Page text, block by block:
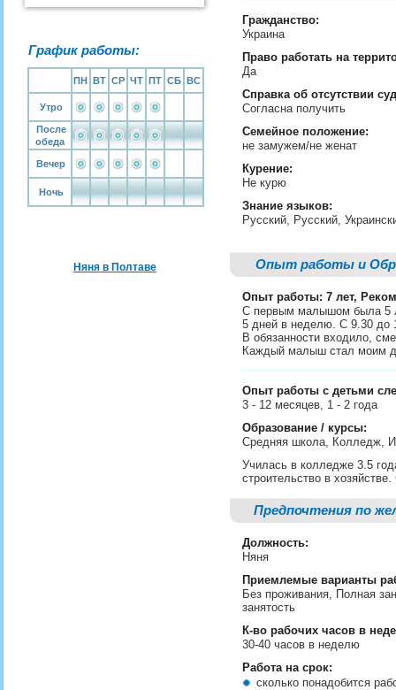
График работы:
ПН ВТ СР ЧТ ПТ СБ ВС
Утро
После
обеда
Вечер
Ночь
Няня в Полтаве
Гражданство:
Украина
Право работать на
Да
Справка об отсутствии
Согласна получить
Семейное положение:
не замужем/не женат
Курение:
Не курю
Знание языков:
Русский, Русский,
Опыт работы и
Опыт работы: 7 лет,
С первым малышом была 5
5 дней в неделю. С 9.30 до
В обязанности входило,
Каждый малыш стал моим
Опыт работы с детьми
3 - 12 месяцев, 1 - 2 года
Образование / курсы:
Средняя школа, Колледж, И
Училась в колледже 3.5
строительство в
Предпочтения по
Должность:
Няня
Приемлемые варианты
Без проживания, Полная
занятость
К-во рабочих часов в
30-40 часов в неделю
Работа на срок:
сколько понадобится